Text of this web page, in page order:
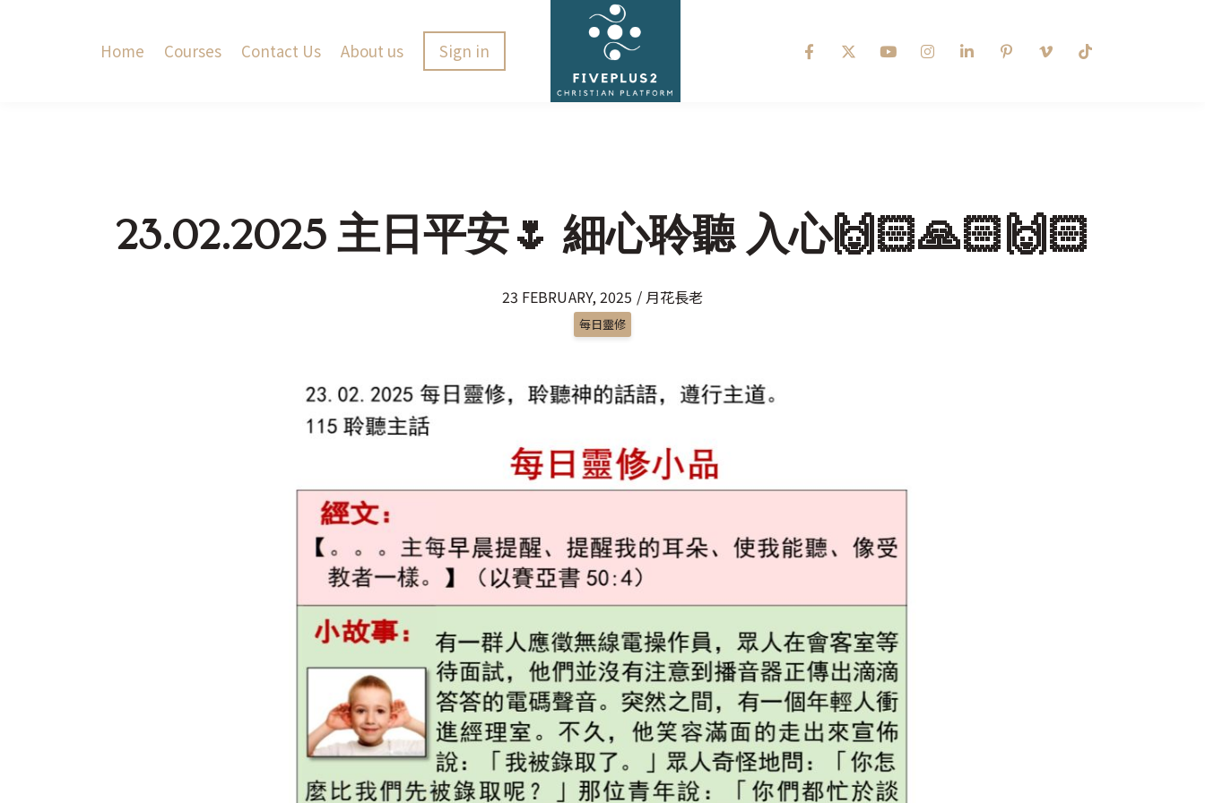
Home Courses Contact Us About us Sign in
23.02.2025 主日平安🌷 細心聆聽 入心🙌🏻🙏🏻🙌🏻
23 FEBRUARY, 2025 / 月花長老
每日靈修